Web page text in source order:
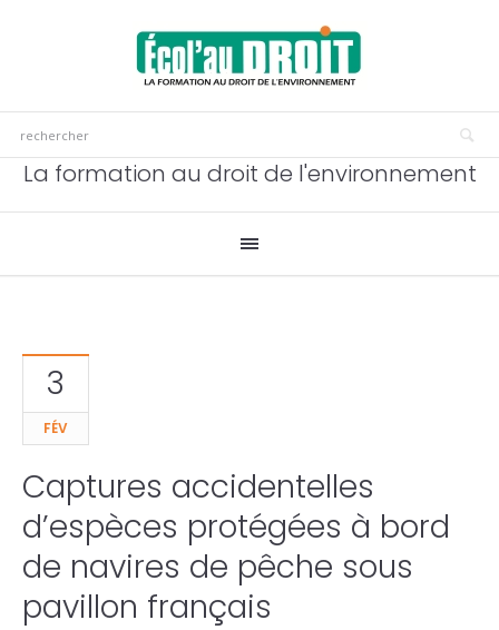
La formation au droit de l'environnement
3
FÉV
Captures accidentelles
d’espèces protégées à bord
de navires de pêche sous
pavillon français